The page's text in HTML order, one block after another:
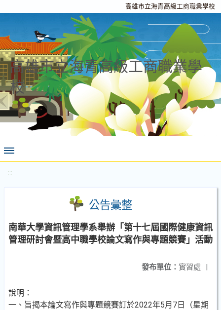
高雄市立海青高級工商職業學校
高雄市立海青高級工商職業學
校
:::
公告彙整
南華大學資訊管理學系舉辦「第十七屆國際健康資訊
管理研討會暨高中職學校論文寫作與專題競賽」活動
發布單位： 實習處 |
說明：
一、旨揭本論文寫作與專題競賽訂於2022年5月7日（星期